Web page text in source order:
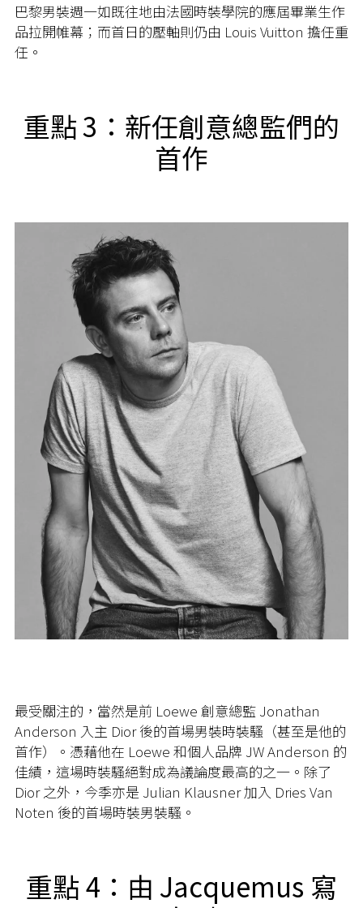
巴黎男裝週一如既往地由法國時裝學院的應屆畢業生作
品拉開帷幕；而首日的壓軸則仍由 Louis Vuitton 擔任重
任。
重點 3：新任創意總監們的
首作
最受關注的，當然是前 Loewe 創意總監 Jonathan
Anderson 入主 Dior 後的首場男裝時裝騷（甚至是他的
首作）。憑藉他在 Loewe 和個人品牌 JW Anderson 的
佳績，這場時裝騷絕對成為議論度最高的之一。除了
Dior 之外，今季亦是 Julian Klausner 加入 Dries Van
Noten 後的首場時裝男裝騷。
重點 4：由 Jacquemus 寫